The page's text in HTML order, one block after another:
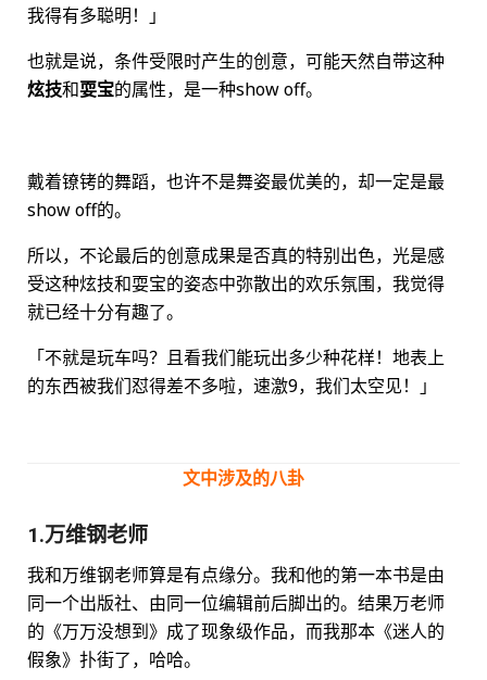
我得有多聪明！」
也就是说，条件受限时产生的创意，可能天然自带这种
炫技和耍宝的属性，是一种show off。
戴着镣铐的舞蹈，也许不是舞姿最优美的，却一定是最
show off的。
所以，不论最后的创意成果是否真的特别出色，光是感
受这种炫技和耍宝的姿态中弥散出的欢乐氛围，我觉得
就已经十分有趣了。
「不就是玩车吗？且看我们能玩出多少种花样！地表上
的东西被我们怼得差不多啦，速激9，我们太空见！」
文中涉及的八卦
1.万维钢老师
我和万维钢老师算是有点缘分。我和他的第一本书是由
同一个出版社、由同一位编辑前后脚出的。结果万老师
的《万万没想到》成了现象级作品，而我那本《迷人的
假象》扑街了，哈哈。